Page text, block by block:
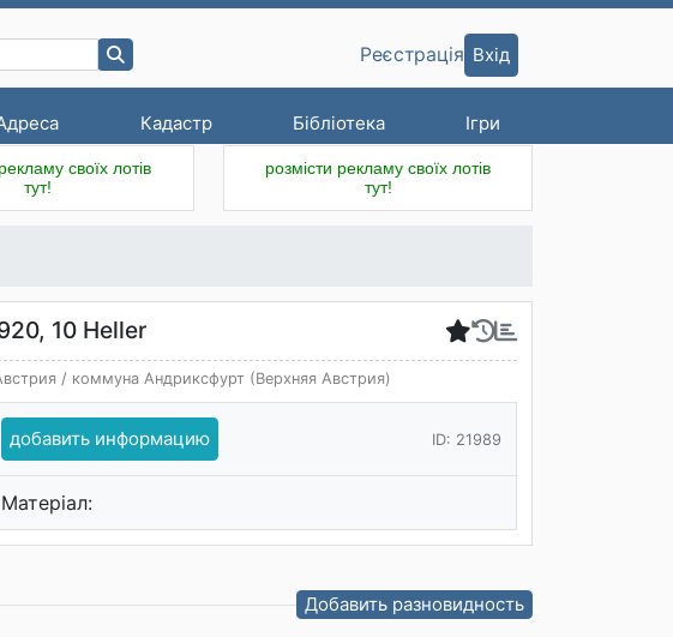
Кадастр Бібліотека Ігри
Реєстрація Вхід
своїх лотів
тут!
розмісти рекламу своїх лотів
тут!
10 Heller
/ коммуна Андриксфурт (Верхняя Австрия)
добавить информацию ID: 21989
Матеріал:
Добавить разновидность